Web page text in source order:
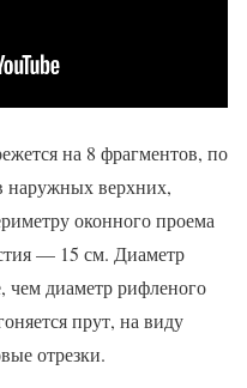
на 8 фрагментов, по
наружных верхних,
оконного проема
— 15 см. Диаметр
чем диаметр рифленого
прут, на виду
отрезки.